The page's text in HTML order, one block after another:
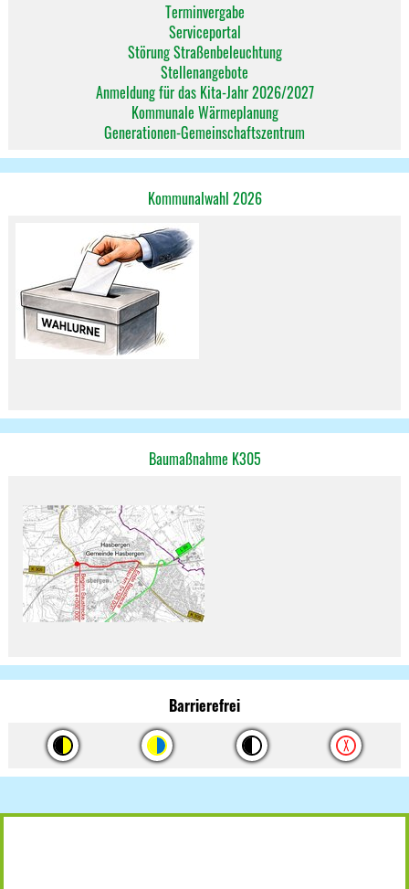
Terminvergabe
Serviceportal
Störung Straßenbeleuchtung
Stellenangebote
Anmeldung für das Kita-Jahr 2026/2027
Kommunale Wärmeplanung
Generationen-Gemeinschaftszentrum
Kommunalwahl 2026
Baumaßnahme K305
Barrierefrei